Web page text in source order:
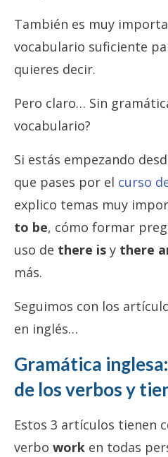
También es muy
vocabulario suficiente
quieres decir.
Pero claro… Sin
vocabulario?
Si estás empezando
que pases por el curso
explico temas muy
to be, cómo formar
uso de there is y there
más.
Seguimos con los
en inglés…
Gramática
de los verbos y
Estos 3 artículos tienen
verbo work en todas